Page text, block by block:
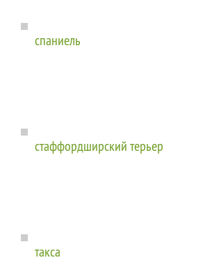
спаниель
стаффордширский терьер
такса